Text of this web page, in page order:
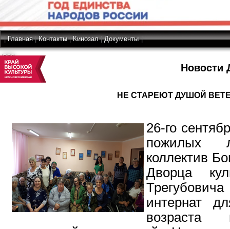
|Главная|Контакты|Кинозал|Документы
|RSS
Новости
НЕ СТАРЕЮТ ДУШОЙ
26-го
пожилых
коллектив
Дворца
интернат